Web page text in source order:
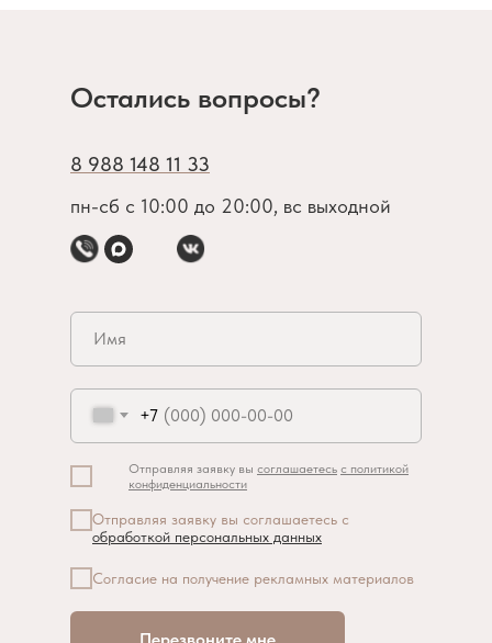
8 988 148 11 33
пн-сб с 10:00 до 20:00, вс выходной
Остались вопросы?
+7
Отправляя заявку вы соглашаетесь с
обработкой персональных данных
Согласие на получение рекламных материалов
Перезвоните мне
Отправляя заявку вы соглашаетесь с политикой
конфиденциальности